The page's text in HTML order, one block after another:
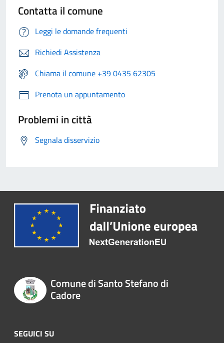
Contatta il comune
Leggi le domande frequenti
Richiedi Assistenza
Chiama il comune +39 0435 62305
Prenota un appuntamento
Problemi in città
Segnala disservizio
Comune di Santo Stefano di
Cadore
SEGUICI SU